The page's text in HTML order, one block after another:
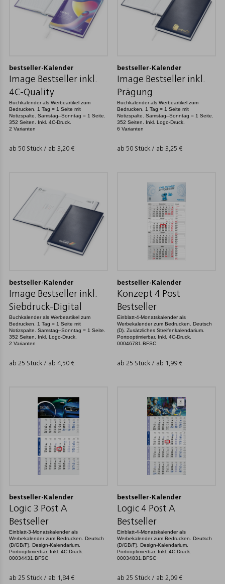
bestseller-Kalender
Image Bestseller inkl.
4C-Quality
Buchkalender als Werbeartikel zum
Bedrucken. 1 Tag = 1 Seite mit
Notizspalte. Samstag–Sonntag = 1 Seite.
352 Seiten. Inkl. 4C-Druck.
2 Varianten
ab 50 Stück / ab 3,20 €
bestseller-Kalender
Image Bestseller inkl.
Prägung
Buchkalender als Werbeartikel zum
Bedrucken. 1 Tag = 1 Seite mit
Notizspalte. Samstag–Sonntag = 1 Seite.
352 Seiten. Inkl. Logo-Druck.
6 Varianten
ab 50 Stück / ab 3,25 €
bestseller-Kalender
Image Bestseller inkl.
Siebdruck-Digital
Buchkalender als Werbeartikel zum
Bedrucken. 1 Tag = 1 Seite mit
Notizspalte. Samstag–Sonntag = 1 Seite.
352 Seiten. Inkl. Logo-Druck.
2 Varianten
ab 25 Stück / ab 4,50 €
bestseller-Kalender
Konzept 4 Post
Bestseller
Einblatt-4-Monatskalender als
Werbekalender zum Bedrucken. Deutsch
(D). Zusätzliches Streifenkalendarium.
Portooptimierbar. Inkl. 4C-Druck.
00046781.BFSC
ab 25 Stück / ab 1,99 €
bestseller-Kalender
Logic 3 Post A
Bestseller
Einblatt-3-Monatskalender als
Werbekalender zum Bedrucken. Deutsch
(D/GB/F). Design-Kalendarium.
Portooptimierbar. Inkl. 4C-Druck.
00034431.BFSC
ab 25 Stück / ab 1,84 €
bestseller-Kalender
Logic 4 Post A
Bestseller
Einblatt-4-Monatskalender als
Werbekalender zum Bedrucken. Deutsch
(D/GB/F). Design-Kalendarium.
Portooptimierbar. Inkl. 4C-Druck.
00034831.BFSC
ab 25 Stück / ab 2,09 €